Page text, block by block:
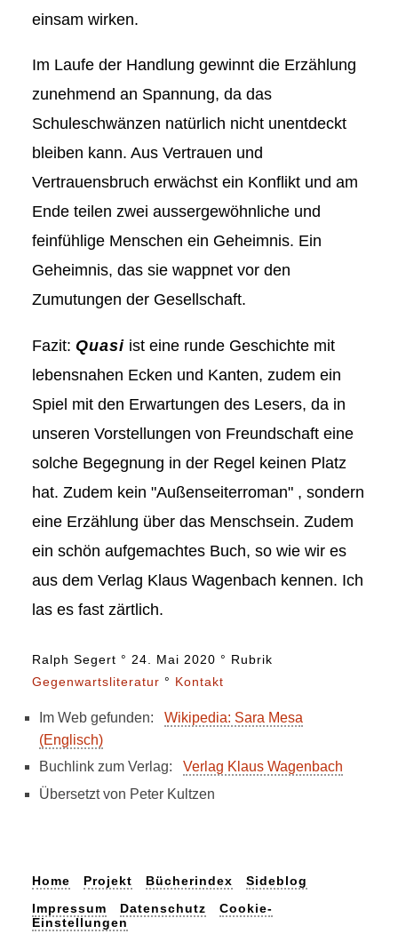
einsam wirken.
Im Laufe der Handlung gewinnt die Erzählung
zunehmend an Spannung, da das
Schuleschwänzen natürlich nicht unentdeckt
bleiben kann. Aus Vertrauen und
Vertrauensbruch erwächst ein Konflikt und am
Ende teilen zwei aussergewöhnliche und
feinfühlige Menschen ein Geheimnis. Ein
Geheimnis, das sie wappnet vor den
Zumutungen der Gesellschaft.
Fazit: Quasiist eine runde Geschichte mit
lebensnahen Ecken und Kanten, zudem ein
Spiel mit den Erwartungen des Lesers, da in
unseren Vorstellungen von Freundschaft eine
solche Begegnung in der Regel keinen Platz
hat. Zudem kein "Außenseiterroman" , sondern
eine Erzählung über das Menschsein. Zudem
ein schön aufgemachtes Buch, so wie wir es
aus dem Verlag Klaus Wagenbach kennen. Ich
las es fast zärtlich.
Ralph Segert ° 24. Mai 2020 ° Rubrik
Gegenwartsliteratur ° Kontakt
Im Web gefunden:Wikipedia: Sara Mesa
(Englisch)
Buchlink zum Verlag:Verlag Klaus Wagenbach
Übersetzt von Peter Kultzen
Home Projekt Bücherindex
Sideblog
Impressum
Datenschutz
Cookie-
Einstellungen